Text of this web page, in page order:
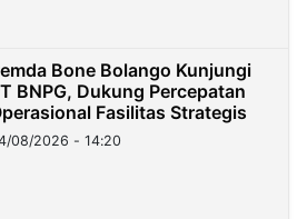
Bone Bolango Kunjungi
BNPG, Dukung Percepatan
Fasilitas Strategis
08/2026 - 14:20